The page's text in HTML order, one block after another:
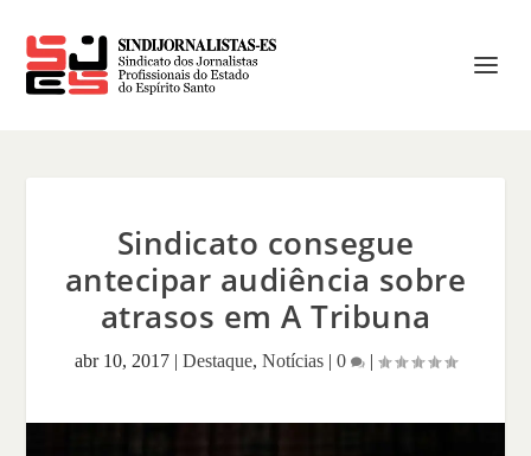
Sindicato consegue
antecipar audiência sobre
atrasos em A Tribuna
abr 10, 2017 | Destaque, Notícias | 0 |